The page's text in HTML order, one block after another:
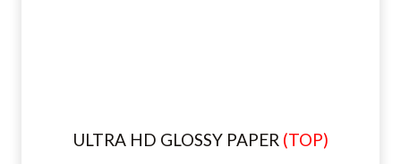
ULTRA HD GLOSSY PAPER (TOP)